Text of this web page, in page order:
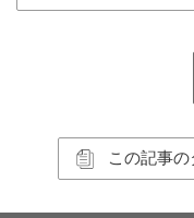
この記事